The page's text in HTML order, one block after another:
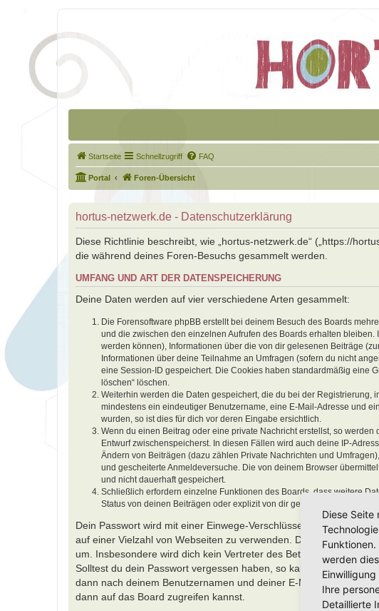
Startseite Schnellzugriff FAQ
Portal Foren-Übersicht
hortus-netzwerk.de - Datenschutzerklärung
Diese Richtlinie beschreibt, wie „hortus-netzwerk.de“ („https://
die während deines Foren-Besuchs gesammelt werden.
UMFANG UND ART DER DATENSPEICHERUNG
Deine Daten werden auf vier verschiedene Arten gesammelt:
Die Forensoftware phpBB erstellt bei deinem Besuch des Boards
und die zwischen den einzelnen Aufrufen des Boards erhalten
werden können), Informationen über die von dir gelesenen Beiträge
Informationen über deine Teilnahme an Umfragen (sofern du nicht
eine Session-ID gespeichert. Die Cookies haben standardmäßig eine
löschen“ löschen.
Weiterhin werden die Daten gespeichert, die du bei der
mindestens ein eindeutiger Benutzername, eine E-Mail-Adresse und
wurden, so ist dies für dich vor deren Eingabe ersichtlich.
Wenn du einen Beitrag oder eine private Nachricht erstellst, so
Entwurf zwischenspeicherst. In diesen Fällen wird auch deine IP-
Ändern von Beiträgen (dazu zählen Private Nachrichten und
und gescheiterte Anmeldeversuche. Die von deinem Browser
und nicht dauerhaft gespeichert.
Schließlich erfordern einzelne Funktionen des Boards, dass weitere
Status von deinen Beiträgen oder explizit von dir gesetzte Lesezeichen
Dein Passwort wird mit einer Einwege-Verschlüsselung (Hash)
auf einer Vielzahl von Webseiten zu verwenden. Das Passwort
um. Insbesondere wird dich kein Vertreter des Betreibers, von
Solltest du dein Passwort vergessen haben, so kannst du die
dann nach deinem Benutzernamen und deiner E-Mail-Adresse
dann auf das Board zugreifen kannst.
Diese
werden
Ihre
Detaillierte